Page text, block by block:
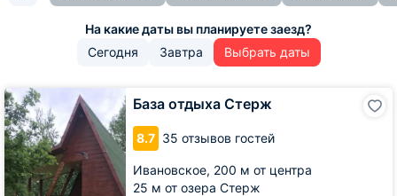
Сегодня Завтра Выбрать даты
База отдыха Стерж
8.7 35 отзывов гостей
Ивановское, 200 м от центра
25 м от озера Стерж
База
отдыха
Стерж